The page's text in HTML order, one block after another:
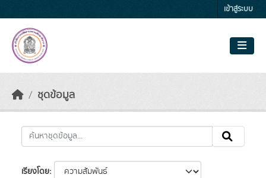
เข้าสู่ระบบ
ชุดข้อมูล
เรียงโดย